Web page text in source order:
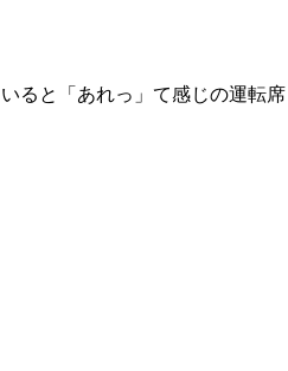
ると「あれっ」て感じの運転席